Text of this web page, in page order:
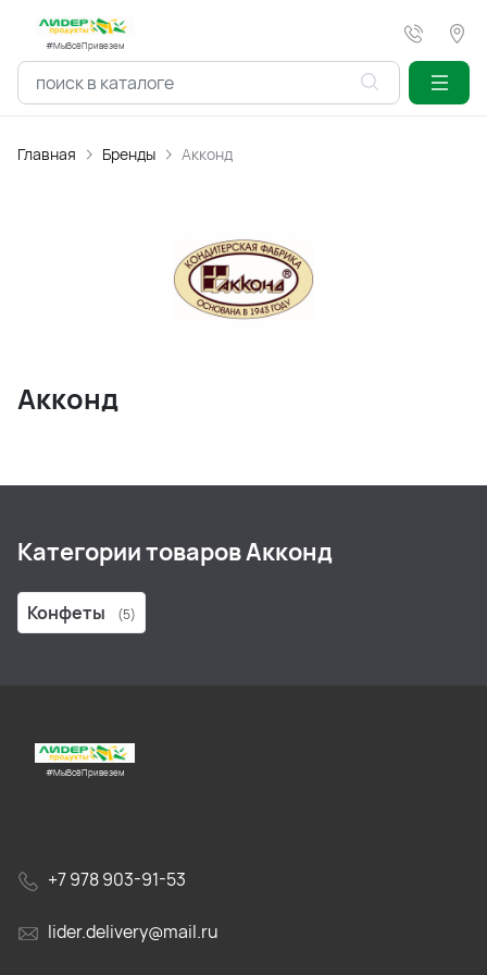
#МыВсёПривезем
Главная Бренды Акконд
Акконд
Категории товаров Акконд
Конфеты (5)
#МыВсёПривезем
+7 978 903-91-53
lider.delivery@mail.ru